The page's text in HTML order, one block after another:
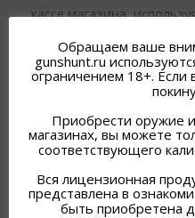
кассе магазина,
НАЛИЧИЕ
СМОТРЕТЬ
Обращаем ваше
gunshunt.ru
ограничением 18+.
Приобрести оружие
магазинах, вы можете
соответствующего
Вся лицензионная
представлена в
быть приобретена